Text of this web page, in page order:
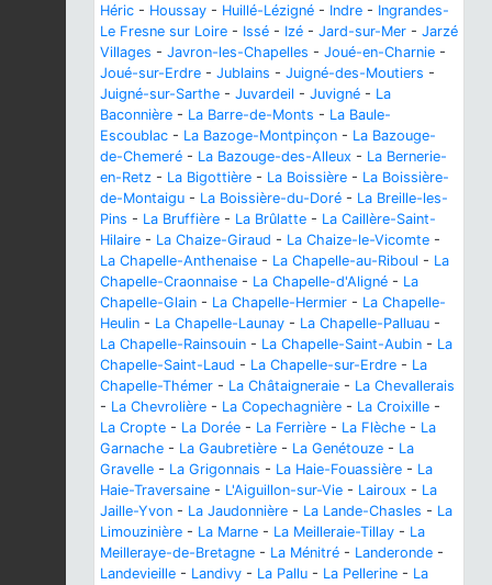
Héric - Houssay - Huillé-Lézigné - Indre - Ingrandes-
Le Fresne sur Loire - Issé - Izé - Jard-sur-Mer - Jarzé
Villages - Javron-les-Chapelles - Joué-en-Charnie -
Joué-sur-Erdre - Jublains - Juigné-des-Moutiers -
Juigné-sur-Sarthe - Juvardeil - Juvigné - La
Baconnière - La Barre-de-Monts - La Baule-
Escoublac - La Bazoge-Montpinçon - La Bazouge-
de-Chemeré - La Bazouge-des-Alleux - La Bernerie-
en-Retz - La Bigottière - La Boissière - La Boissière-
de-Montaigu - La Boissière-du-Doré - La Breille-les-
Pins - La Bruffière - La Brûlatte - La Caillère-Saint-
Hilaire - La Chaize-Giraud - La Chaize-le-Vicomte -
La Chapelle-Anthenaise - La Chapelle-au-Riboul - La
Chapelle-Craonnaise - La Chapelle-d'Aligné - La
Chapelle-Glain - La Chapelle-Hermier - La Chapelle-
Heulin - La Chapelle-Launay - La Chapelle-Palluau -
La Chapelle-Rainsouin - La Chapelle-Saint-Aubin - La
Chapelle-Saint-Laud - La Chapelle-sur-Erdre - La
Chapelle-Thémer - La Châtaigneraie - La Chevallerais
- La Chevrolière - La Copechagnière - La Croixille -
La Cropte - La Dorée - La Ferrière - La Flèche - La
Garnache - La Gaubretière - La Genétouze - La
Gravelle - La Grigonnais - La Haie-Fouassière - La
Haie-Traversaine - L'Aiguillon-sur-Vie - Lairoux - La
Jaille-Yvon - La Jaudonnière - La Lande-Chasles - La
Limouzinière - La Marne - La Meilleraie-Tillay - La
Meilleraye-de-Bretagne - La Ménitré - Landeronde -
Landevieille - Landivy - La Pallu - La Pellerine - La